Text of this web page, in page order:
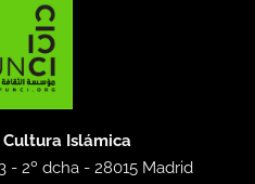
Islámica
- 2º dcha -28015 Madrid